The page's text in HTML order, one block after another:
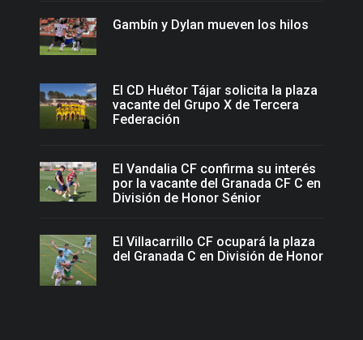
Gambín y Dylan mueven los hilos
El CD Huétor Tájar solicita la plaza
vacante del Grupo X de Tercera
Federación
El Vandalia CF confirma su interés
por la vacante del Granada CF C en
División de Honor Sénior
El Villacarrillo CF ocupará la plaza
del Granada C en División de Honor